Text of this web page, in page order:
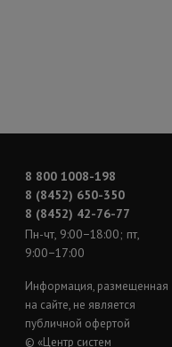
8 800 1008-198
8 (8452) 650-350
8 (8452) 42-76-77
Пн-чт, 9:00−18:00; пт,
9:00−17:00
Информация, размещенная
на сайте, не является
публичной офертой
© «Центр систем